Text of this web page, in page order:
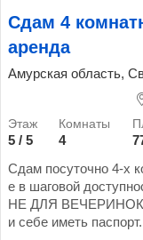
Сдам 4
аренда
Амурская область,
5 / 5 4
Сдам посуточно 4-х
е в шаговой
НЕ ДЛЯ ВЕЧЕРИНОК/
и себе иметь